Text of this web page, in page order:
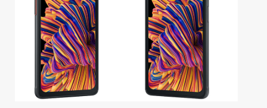
KAUPPA
VAIHDA TEEMA
HAKU